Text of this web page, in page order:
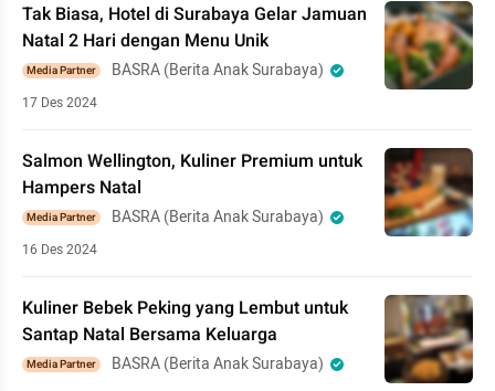
Tak Biasa, Hotel di Surabaya Gelar Jamuan
Natal 2 Hari dengan Menu Unik
Media Partner BASRA (Berita Anak Surabaya)
17 Des 2024
Salmon Wellington, Kuliner Premium untuk
Hampers Natal
Media Partner BASRA (Berita Anak Surabaya)
16 Des 2024
Kuliner Bebek Peking yang Lembut untuk
Santap Natal Bersama Keluarga
Media Partner BASRA (Berita Anak Surabaya)